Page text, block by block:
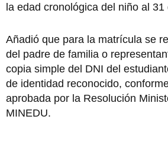
la edad cronológica del niño al 31
Añadió que para la matrícula se
del padre de familia o
copia simple del DNI del
de identidad reconocido,
aprobada por la Resolución
MINEDU.